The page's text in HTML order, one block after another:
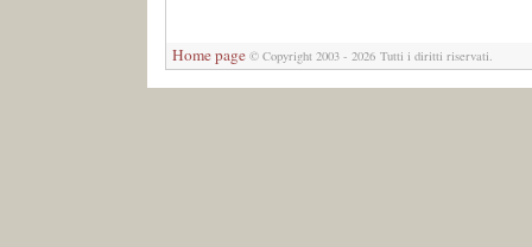
Home page © Copyright 2003 - 2026 Tutti i diritti riservati.